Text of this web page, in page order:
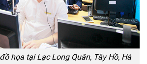
họa tại Lạc Long Quân, Tây Hồ, Hà